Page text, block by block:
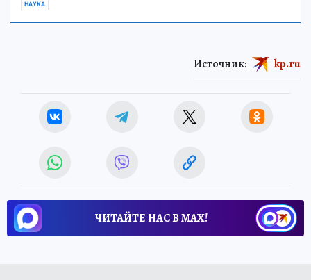
НАУКА
Источник: kp.ru
ЧИТАЙТЕ НАС В МАХ!